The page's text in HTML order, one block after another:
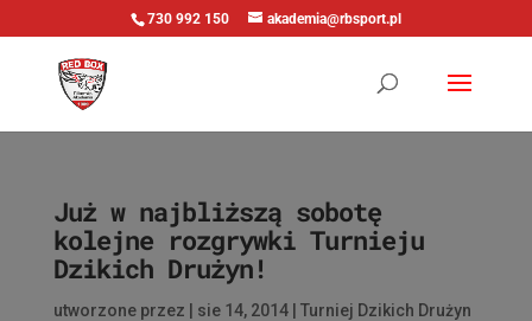
730 992 150 akademia@rbsport.pl
Już w najbliższą sobotę
kolejne rozgrywki Turnieju
Dzikich Drużyn!
utworzone przez sie 14, 2014| Turniej Dzikich Drużyn